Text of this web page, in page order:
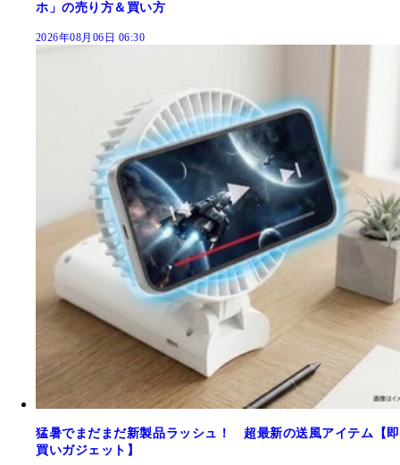
ホ」の売り方＆買い方
2026年08月06日 06:30
猛暑でまだまだ新製品ラッシュ！ 超最新の送風アイテム【即
買いガジェット】